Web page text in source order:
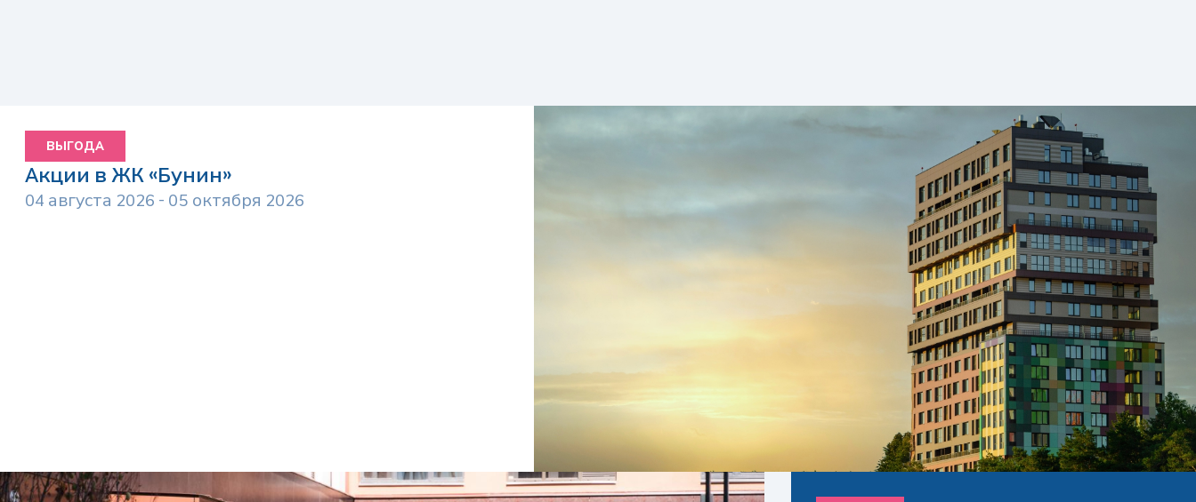
ВЫГОДА
Акции в ЖК «Бунин»
04 августа 2026 - 05 октября 2026